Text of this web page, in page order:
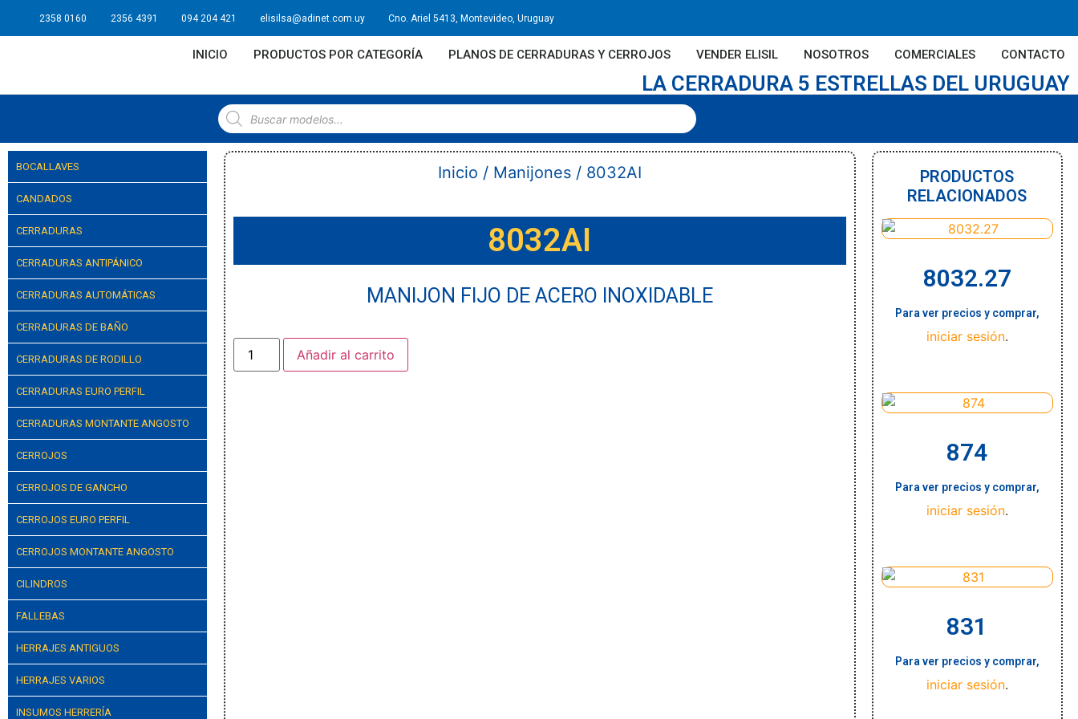
2358 0160 2356 4391 094 204 421 elisilsa@adinet.com.uy Cno. Ariel 5413, Montevideo, Uruguay
INICIO PRODUCTOS POR CATEGORÍA PLANOS DE CERRADURAS Y CERROJOS VENDER ELISIL NOSOTROS COMERCIALES CONTACTO
LA CERRADURA 5 ESTRELLAS DEL URUGUAY
BOCALLAVES
CANDADOS
CERRADURAS
CERRADURAS ANTIPÁNICO
CERRADURAS AUTOMÁTICAS
CERRADURAS DE BAÑO
CERRADURAS DE RODILLO
CERRADURAS EURO PERFIL
CERRADURAS MONTANTE ANGOSTO
CERROJOS
CERROJOS DE GANCHO
CERROJOS EURO PERFIL
CERROJOS MONTANTE ANGOSTO
CILINDROS
FALLEBAS
HERRAJES ANTIGUOS
HERRAJES VARIOS
INSUMOS HERRERÍA
Inicio / Manijones/ 8032AI
8032AI
MANIJON FIJO DE ACERO INOXIDABLE
Añadir al carrito
PRODUCTOS
RELACIONADOS
8032.27
Para ver precios y comprar,
iniciar sesión.
874
Para ver precios y comprar,
iniciar sesión.
831
Para ver precios y comprar,
iniciar sesión.